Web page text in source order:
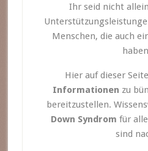
Ihr seid nicht
Menschen, die auch
Hier auf dieser
Informationen zu
bereitzustellen.
Down Syndrom für
sind